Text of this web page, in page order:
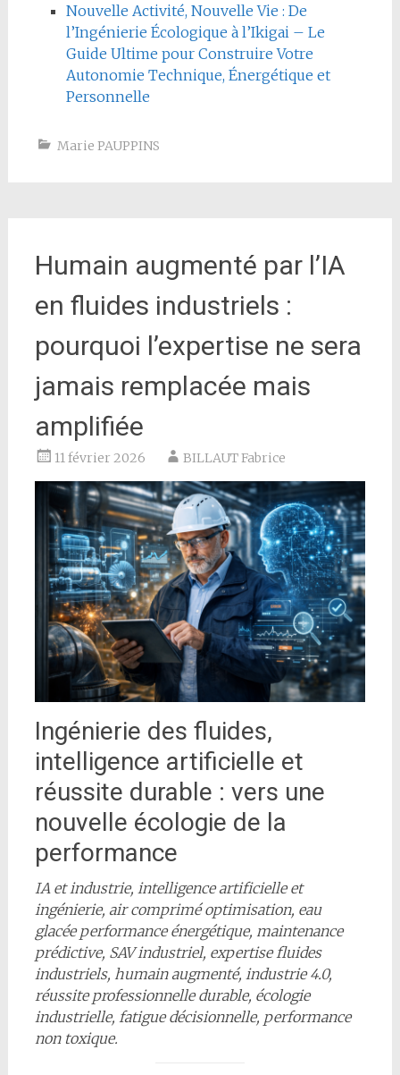
Nouvelle Activité, Nouvelle Vie : De
l’Ingénierie Écologique à l’Ikigai – Le
Guide Ultime pour Construire Votre
Autonomie Technique, Énergétique et
Personnelle
Marie PAUPPINS
Humain augmenté par l’IA
en fluides industriels :
pourquoi l’expertise ne sera
jamais remplacée mais
amplifiée
11 février 2026 BILLAUT Fabrice
Ingénierie des fluides,
intelligence artificielle et
réussite durable : vers une
nouvelle écologie de la
performance
IA et industrie, intelligence artificielle et
ingénierie, air comprimé optimisation, eau
glacée performance énergétique, maintenance
prédictive, SAV industriel, expertise fluides
industriels, humain augmenté, industrie 4.0,
réussite professionnelle durable, écologie
industrielle, fatigue décisionnelle, performance
non toxique.